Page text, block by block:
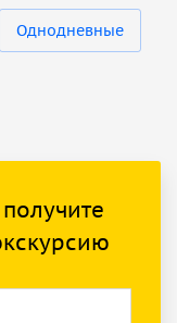
Однодневные